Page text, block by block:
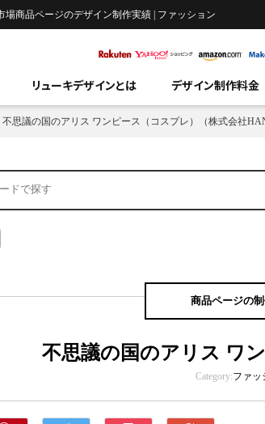
商品ページのデザイン制作実績 | ファッション
リューキデザインとは デザイン制作料金
不思議の国のアリス ワンピース（コスプレ）（株式会社
商品ページの
不思議の国のアリス ワ
Category:ファッ